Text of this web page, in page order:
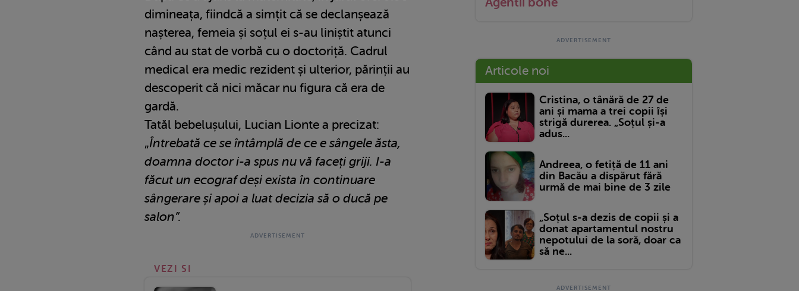
dimineața, fiindcă a simțit că se declanșează
nașterea, femeia și soțul ei s-au liniștit atunci
când au stat de vorbă cu o doctoriță. Cadrul
medical era medic rezident și ulterior, părinții au
descoperit că nici măcar nu figura că era de
gardă.
Tatăl bebelușului, Lucian Lionte a precizat:
„Întrebată ce se întâmplă de ce e sângele ăsta,
doamna doctor i-a spus nu vă faceți griji. I-a
făcut un ecograf deși exista în continuare
sângerare și apoi a luat decizia să o ducă pe
salon”.
VEZI SI
Articole noi
Cristina, o tânără de 27 de
ani și mama a trei copii își
strigă durerea. „Soțul și-a
adus...
Andreea, o fetiță de 11 ani
din Bacău a dispărut fără
urmă de mai bine de 3 zile
„Soțul s-a dezis de copii și a
donat apartamentul nostru
nepotului de la soră, doar ca
să ne...